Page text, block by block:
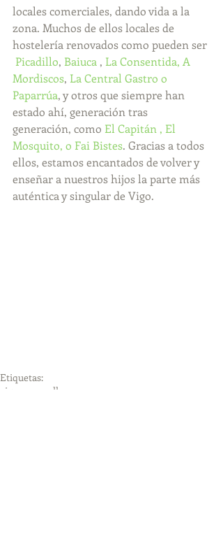
locales comerciales, dando vida a la
zona. Muchos de ellos locales de
hostelería renovados como pueden ser
Picadillo, Baiuca , La Consentida, A
Mordiscos, La Central Gastro o
Paparrúa, y otros que siempre han
estado ahí, generación tras
generación, como El Capitán , El
Mosquito, o Fai Bistes. Gracias a todos
ellos, estamos encantados de volver y
enseñar a nuestros hijos la parte más
auténtica y singular de Vigo.
Etiquetas:
vigo
casco vello